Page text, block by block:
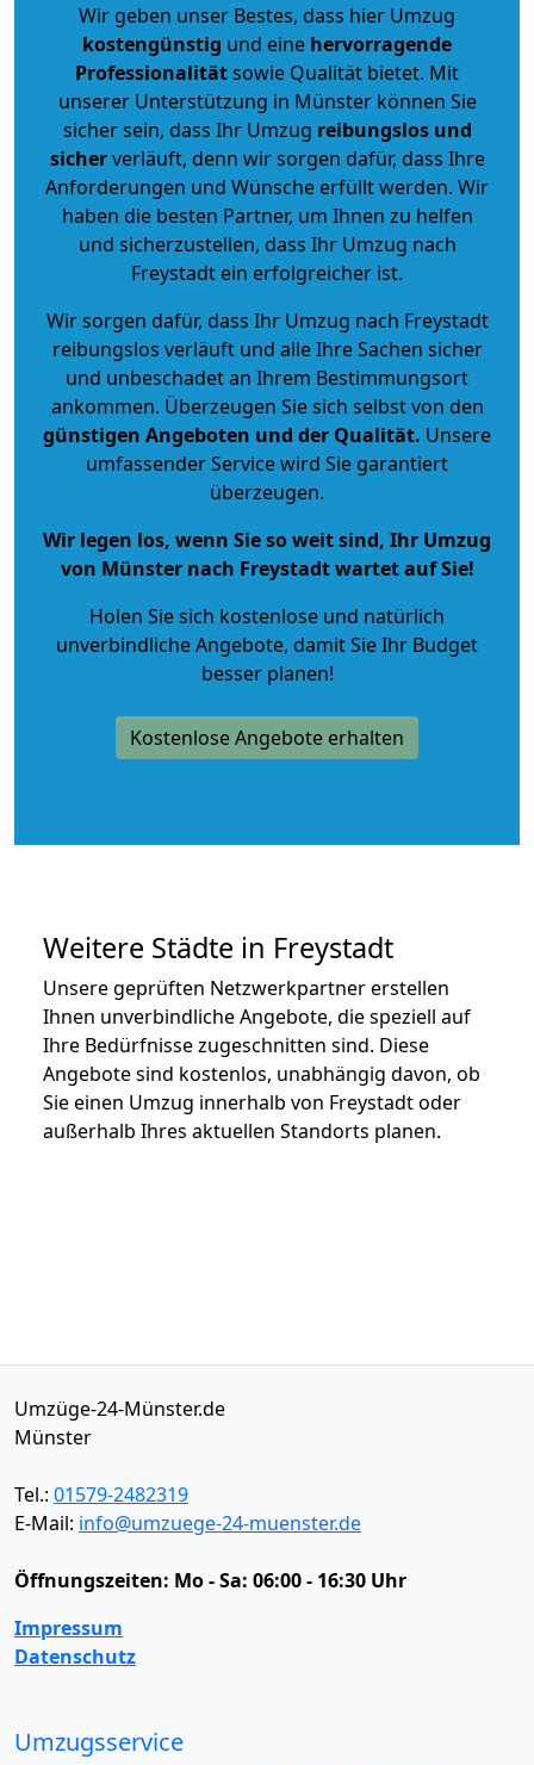
Wir geben unser Bestes, dass hier Umzug
kostengünstig und eine hervorragende
Professionalitätsowie Qualität bietet. Mit
unserer Unterstützung in Münster können Sie
sicher sein, dass Ihr Umzug reibungslos und
sicherverläuft, denn wir sorgen dafür, dass Ihre
Anforderungen und Wünsche erfüllt werden. Wir
haben die besten Partner, um Ihnen zu helfen
und sicherzustellen, dass Ihr Umzug nach
Freystadt ein erfolgreicher ist.
Wir sorgen dafür, dass Ihr Umzug nach Freystadt
reibungslos verläuft und alle Ihre Sachen sicher
und unbeschadet an Ihrem Bestimmungsort
ankommen. Überzeugen Sie sich selbst von den
günstigen Angeboten und der Qualität. Unsere
umfassender Service wird Sie garantiert
überzeugen.
Wir legen los, wenn Sie so weit sind, Ihr Umzug
von Münster nach Freystadt wartet auf Sie!
Holen Sie sich kostenlose und natürlich
unverbindliche Angebote, damit Sie Ihr Budget
besser planen!
Kostenlose Angebote erhalten
Weitere Städte in Freystadt
Unsere geprüften Netzwerkpartner erstellen
Ihnen unverbindliche Angebote, die speziell auf
Ihre Bedürfnisse zugeschnitten sind. Diese
Angebote sind kostenlos, unabhängig davon, ob
Sie einen Umzug innerhalb von Freystadt oder
außerhalb Ihres aktuellen Standorts planen.
Umzüge-24-Münster.de
Münster
Tel.: 01579-2482319
E-Mail: info@umzuege-24-muenster.de
Öffnungszeiten: Mo - Sa: 06:00 - 16:30 Uhr
Impressum
Datenschutz
Umzugsservice